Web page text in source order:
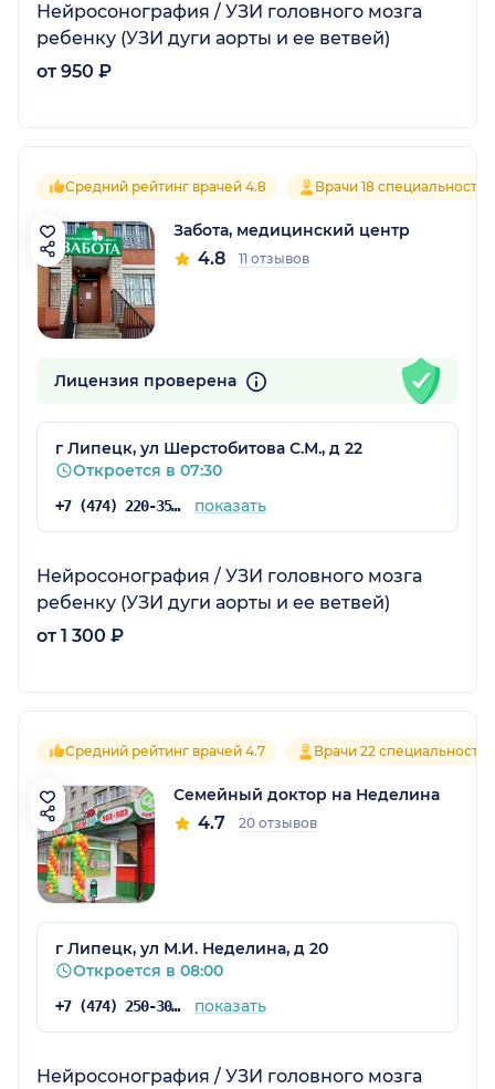
Нейросонография / УЗИ головного мозга
ребенку (УЗИ дуги аорты и ее ветвей)
от 950 ₽
Средний рейтинг врачей 4.8 Врачи 18 специальностей
Забота, медицинский центр
4.8 11 отзывов
Лицензия проверена
г Липецк, ул Шерстобитова С.М., д 22
Откроется в 07:30
+7 (474) 220-35-40 показать
Нейросонография / УЗИ головного мозга
ребенку (УЗИ дуги аорты и ее ветвей)
от 1 300 ₽
Средний рейтинг врачей 4.7 Врачи 22 специальностей
Семейный доктор на Неделина
4.7 20 отзывов
г Липецк, ул М.И. Неделина, д 20
Откроется в 08:00
+7 (474) 250-30-03 показать
Нейросонография / УЗИ головного мозга